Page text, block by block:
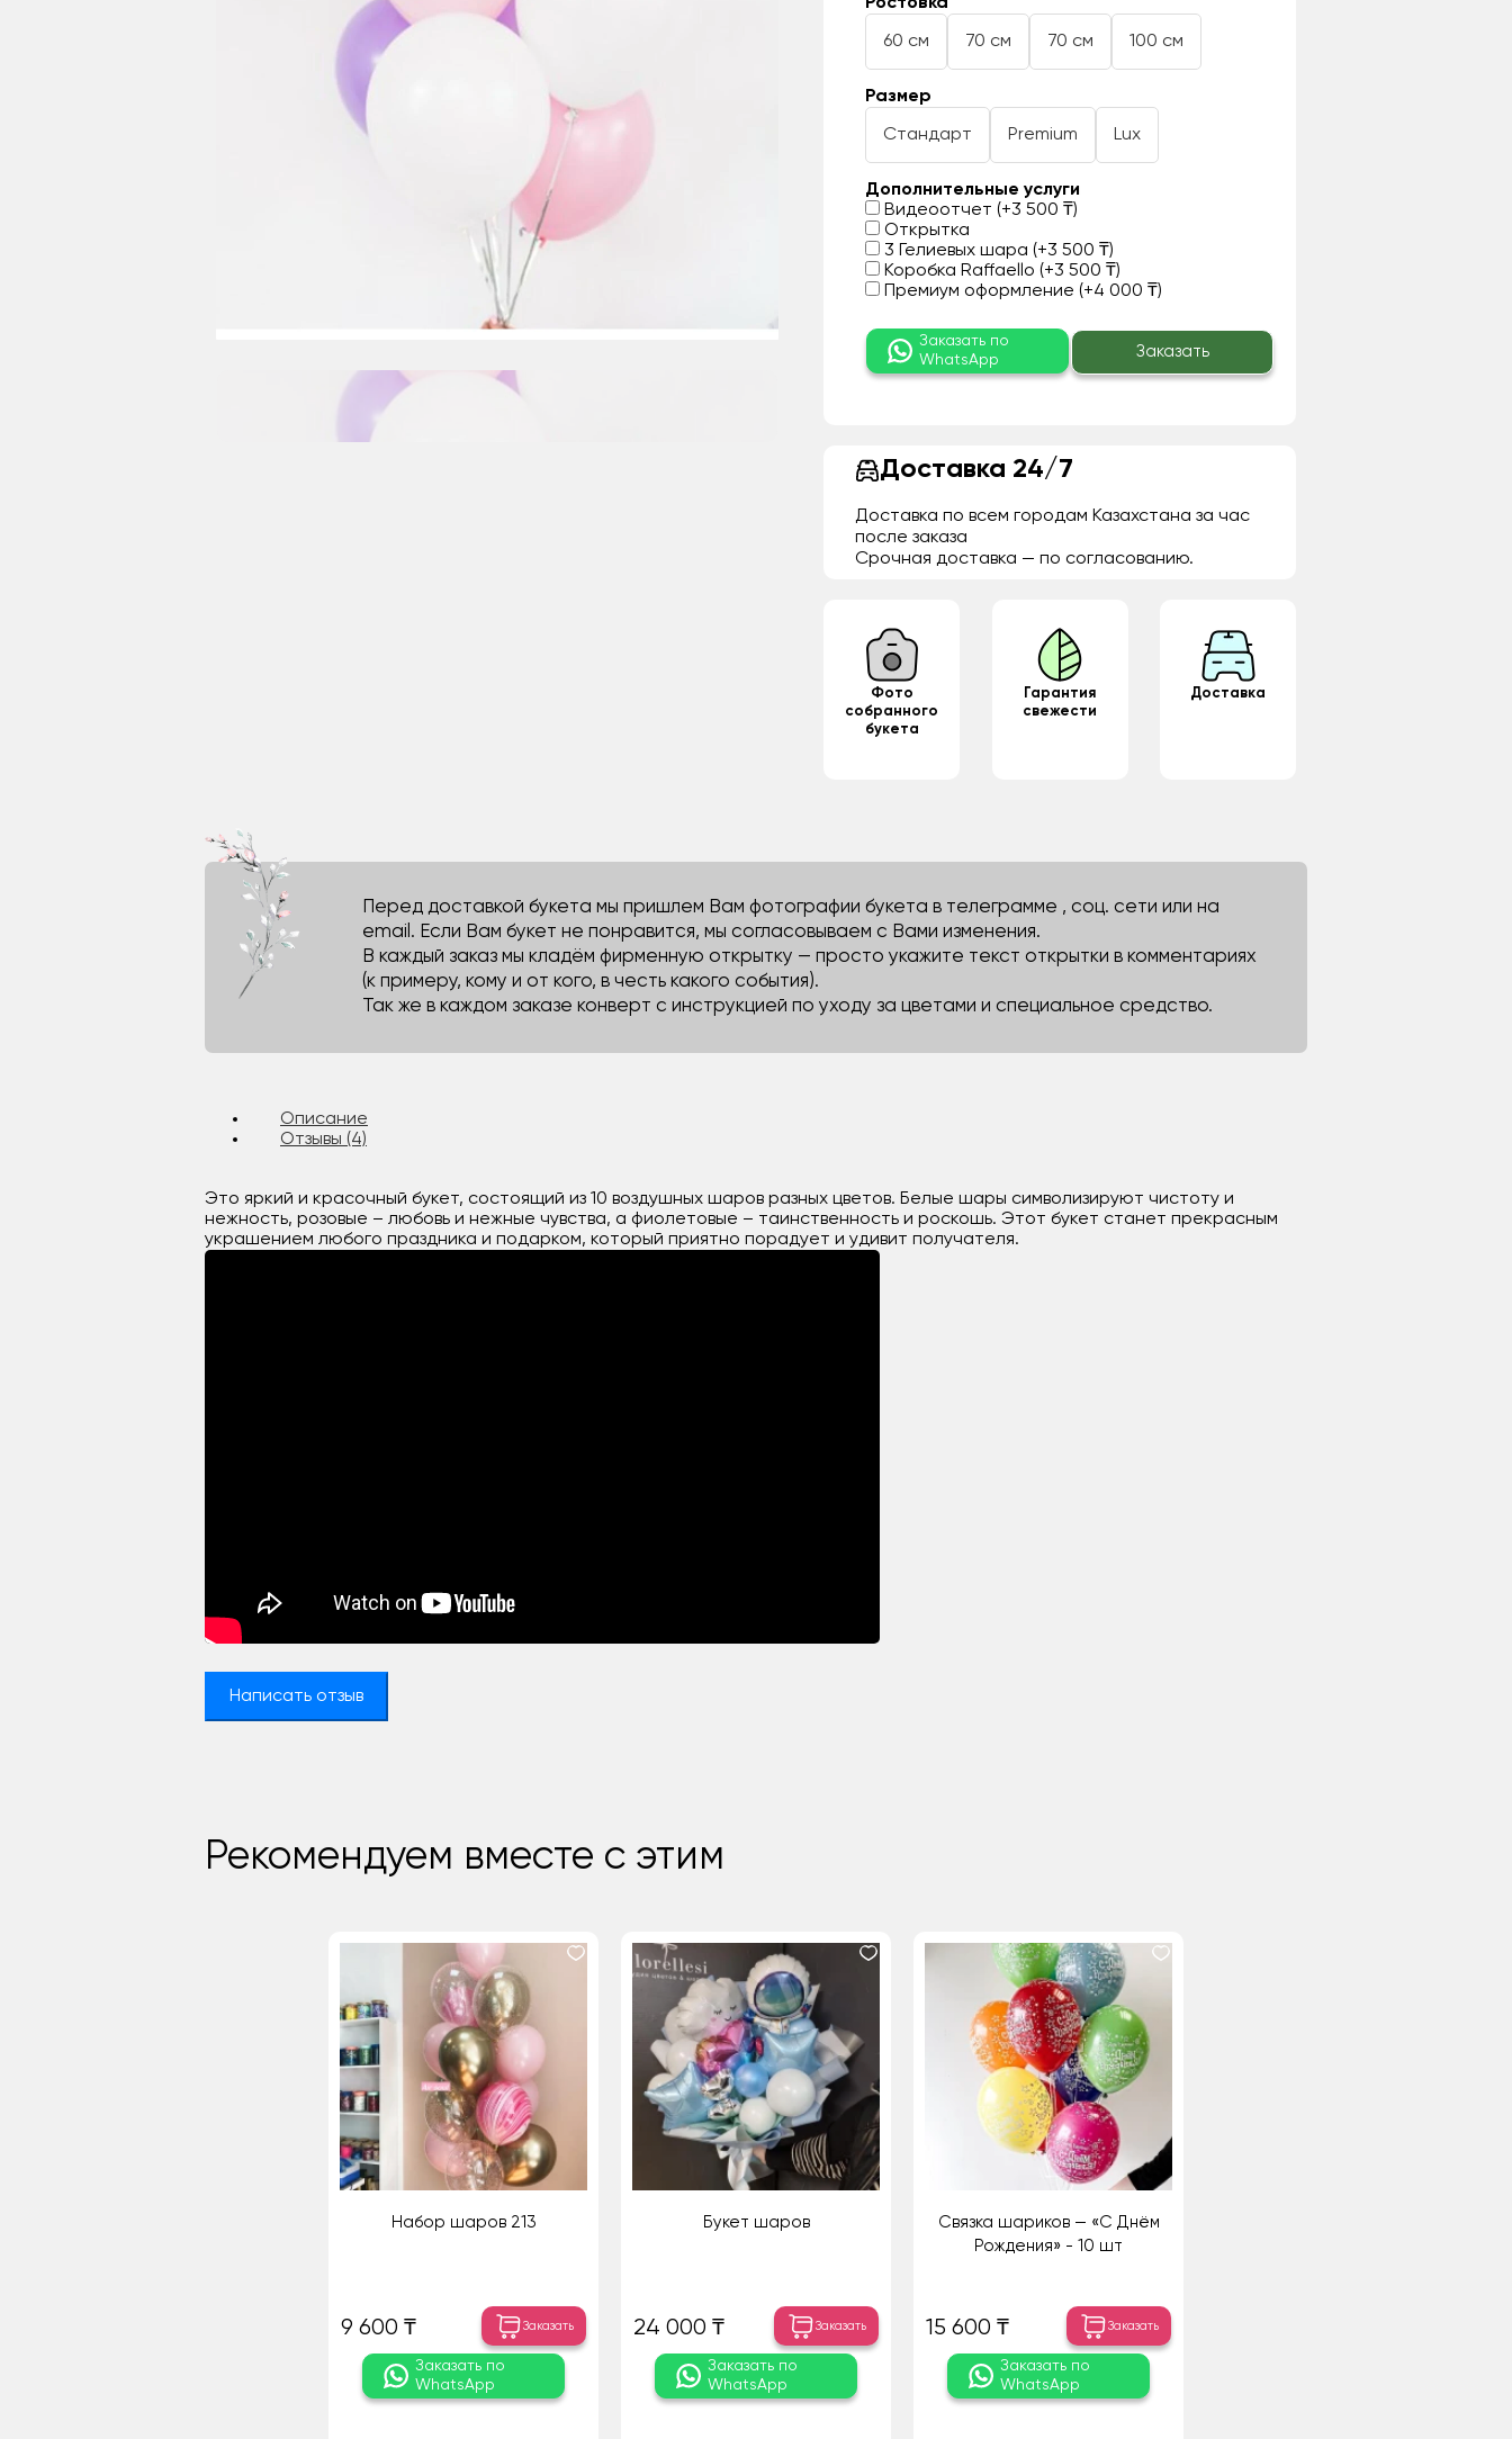
60 см 70 см 70 см 100 см
Размер
Стандарт Premium Lux
Дополнительные услуги
Видеоотчет (+3 500 ₸)
Открытка
3 Гелиевых шара (+3 500 ₸)
Коробка Raffaello (+3 500 ₸)
Премиум оформление (+4 000 ₸)
Заказать по
WhatsApp
Заказать
Доставка 24/7
Доставка по всем городам Казахстана за час
после заказа
Срочная доставка — по согласованию.
Фото
собранного
букета
Гарантия
свежести
Доставка
Перед доставкой букета мы пришлем Вам фотографии букета в телеграмме , соц. сети или на
email. Если Вам букет не понравится, мы согласовываем с Вами изменения.
В каждый заказ мы кладём фирменную открытку — просто укажите текст открытки в комментариях
(к примеру, кому и от кого, в честь какого события).
Так же в каждом заказе конверт с инструкцией по уходу за цветами и специальное средство.
Описание
Отзывы (4)
Это яркий и красочный букет, состоящий из 10 воздушных шаров разных цветов. Белые шары символизируют чистоту и
нежность, розовые – любовь и нежные чувства, а фиолетовые – таинственность и роскошь. Этот букет станет прекрасным
украшением любого праздника и подарком, который приятно порадует и удивит получателя.
Написать отзыв
Рекомендуем вместе с этим
Набор шаров 213
9 600 ₸ Заказать
Заказать по
WhatsApp
Букет шаров
24 000 ₸ Заказать
Заказать по
WhatsApp
Связка шариков — «С Днём
Рождения» - 10 шт
15 600 ₸ Заказать
Заказать по
WhatsApp